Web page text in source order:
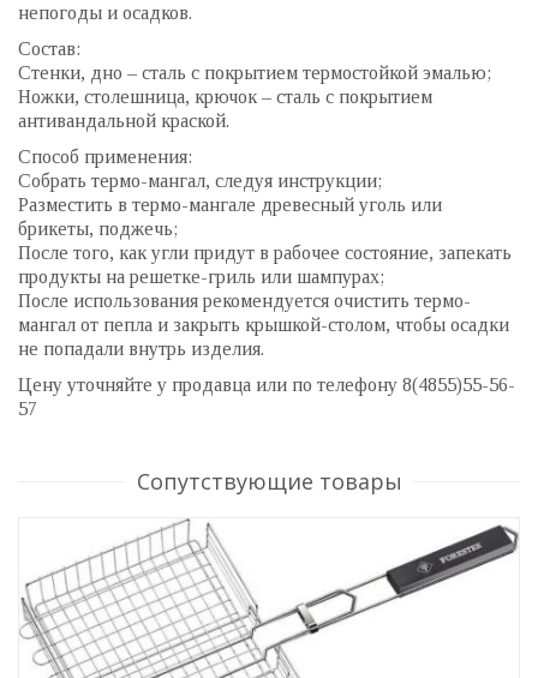
непогоды и осадков.
Состав:
Стенки, дно – сталь c покрытием термостойкой эмалью;
Ножки, столешница, крючок – сталь с покрытием
антивандальной краской.
Способ применения:
Собрать термо-мангал, следуя инструкции;
Разместить в термо-мангале древесный уголь или
брикеты, поджечь;
После того, как угли придут в рабочее состояние, запекать
продукты на решетке-гриль или шампурах;
После использования рекомендуется очистить термо-
мангал от пепла и закрыть крышкой-столом, чтобы осадки
не попадали внутрь изделия.
Цену уточняйте у продавца или по телефону 8(4855)55-56-
57
Сопутствующие товары